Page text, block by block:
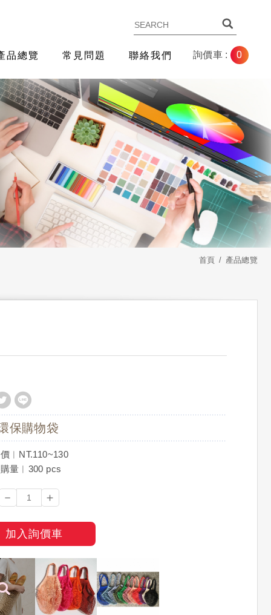
品總覽 常見問題 聯絡我們 詢價車 : 0
首頁 產品總覽
保購物袋
︱NT.110~130
量︱300 pcs
－ ＋
加入詢價車